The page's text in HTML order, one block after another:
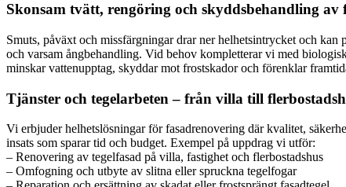
Skonsam tvätt, rengöring och skyddsbehandling av
Smuts, påväxt och missfärgningar drar ner helhetsintrycket och
och varsam ångbehandling. Vid behov kompletterar vi med
minskar vattenupptag, skyddar mot frostskador och förenklar
Tjänster och tegelarbeten – från villa till
Vi erbjuder helhetslösningar för fasadrenovering där kvalitet,
insats som sparar tid och budget. Exempel på uppdrag vi utför:
– Renovering av tegelfasad på villa, fastighet och flerbostadshus
– Omfogning och utbyte av slitna eller spruckna tegelfogar